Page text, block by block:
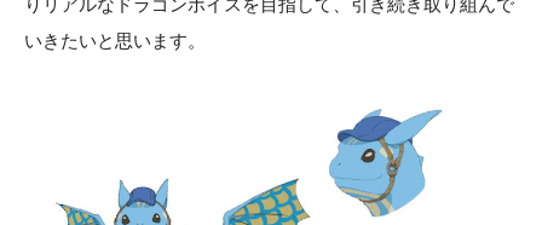
いきたいと思います。